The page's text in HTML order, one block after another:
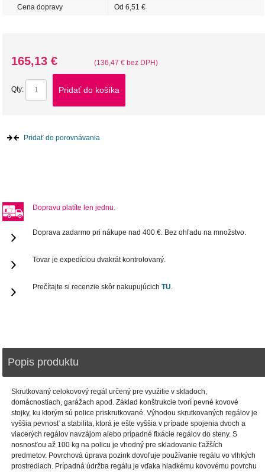
Cena dopravy Od 6,51 €
165,13 € (136,47 € bez DPH)
Qty: Pridať do košíka
Pridať do porovnávania
Dopravu platíte len jednu.
Doprava zadarmo pri nákupe nad 400 €. Bez ohľadu na množstvo.
Tovar je expedíciou dvakrát kontrolovaný.
Prečítajte si recenzie skôr nakupujúcichTU.
Popis produktu
Skrutkovaný celokovový regál určený pre využitie v skladoch,
domácnostiach, garážach apod. Základ konštrukcie tvorí pevné kovové
stojky, ku ktorým sú police priskrutkované. Výhodou skrutkovaných regálov je
vyššia pevnosť a stabilita, ktorá je ešte vyššia v prípade spojenia dvoch a
viacerých regálov navzájom alebo prípadné fixácie regálov do steny. S
nosnosťou až 100 kg na policu je vhodný pre skladovanie ťažších
predmetov. Povrchová úprava pozink dovoľuje používanie regálu vo vlhkých
prostrediach. Prípadná údržba regálu je vďaka hladkému kovovému povrchu